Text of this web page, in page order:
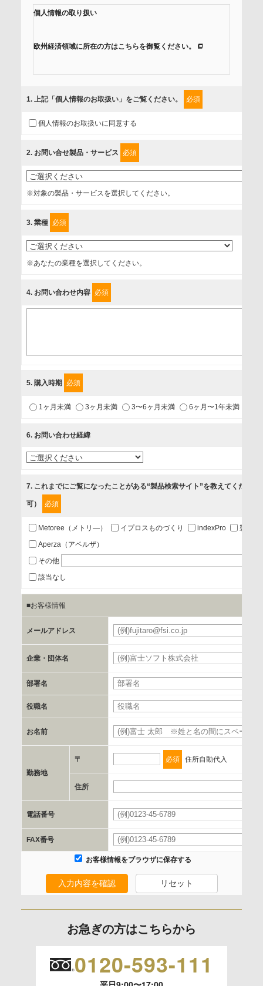
個人情報の取り扱い
欧州経済領域に所在の方はこちらを御覧ください。
組みを行っています。
に取扱い、これらで定める範囲内で、サービスの提供やご案
内等のために利用させていただいております。
情報を提供されるお客様（本人）に対して、情報の収集目
的、管理者、提供の有無、情報提供の任意性や権利について
確認し、当社への情報提供がお客様の懸念にならないよう
上げます。
事業者名
個人情報保護責任者
1.当社が取り扱う商品・サービスに関するご案内
2.当社が開催（主催・共催・協賛）するセミナーなど、各種イ
3.お客様の業務内容、及び興味、関心に応じた情報の提供
4.お客様満足度調査等のアンケートの依頼
第三者提供の有無
あり
a.個人情報の提供・利用目的
当該企業/団体のサービス等のご案内及び当該企業/団体からの
お客様のご氏名、フリガナ、企業・団体名、部署名、役職、
郵便番号、住所、電話番号、FAX番号、メールアドレス
c.第三者への提供の手段または手法
書類の送付又は電子的な方法
d.提供先および管理者
当社とイベント/セミナーを共同で開催する企業/団体
e.個人情報取り扱いに関する契約
当社と当該企業/団体とは、個人情報取扱に関する覚書の締結
を行います。
委託の有無
利用目的の通知、開示、内容の訂正、追加または削除、利用
います。）に応じます。
開示等のご請求は、下記お問い合わせ先窓口へご連絡願いま
1. 上記「個人情報のお取扱い」をご覧ください。 必須
個人情報のお取扱いに同意する
2. お問い合せ製品・サービス 必須
※対象の製品・サービスを選択してください。
3. 業種 必須
※あなたの業種を選択してください。
4. お問い合わせ内容 必須
5. 購入時期 必須
1ヶ月未満 3ヶ月未満 3〜6ヶ月未満 6ヶ月〜1年未満
6. お問い合わせ経緯
7. これまでにご覧になったことがある“製品検索サイト”を教えてください
可） 必須
Metoree（メトリ―） イプロスものづくり indexPro
製品ナ
Aperza（アペルザ）
その他
該当なし
■お客様情報
メールアドレス
企業・団体名
部署名
役職名
お名前
勤務地
〒 必須 住所自動代入
住所
電話番号
FAX番号
お客様情報をブラウザに保存する
入力内容を確認 リセット
お急ぎの方はこちらから
0120-593-111